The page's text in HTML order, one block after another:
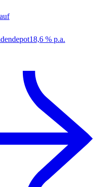
18,6 % p.a.